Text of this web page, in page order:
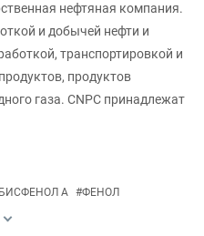
нефтяная компания.
и добычей нефти и
транспортировкой и
продуктов
газа. CNPC принадлежат
А #ФЕНОЛ